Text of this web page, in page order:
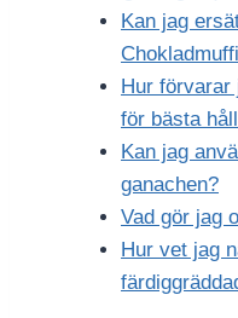
Kan jag
Hur förvarar
för bästa
Kan jag
ganachen?
Vad gör jag
Hur vet jag